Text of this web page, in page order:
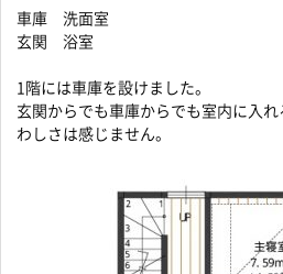
車庫 洗面室
玄関 浴室
1階には車庫を設けました。
玄関からでも車庫からでも室内に入
わしさは感じません。